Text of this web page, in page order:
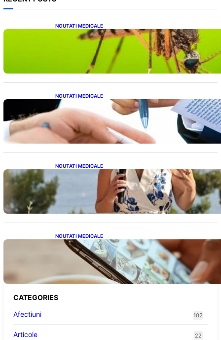
NOUTATI MEDICALE
Virusul West Nile: O Amenințare Tot Mai
Aproape pentru România și Europa
NOUTATI MEDICALE
Acordul României cu Banca Mondială: O
Analiză Detaliată a Împrumutului și
Condițiilor Impuse
NOUTATI MEDICALE
Nașterea prințesei Eugenie la Lisabona: O
alegere plină de semnificație pentru familia
regală britanică
NOUTATI MEDICALE
Revoluția Bateriilor pentru Telefoane:
Avantaje, Provocări și Viitorul Tehnologiei
Energetice
CATEGORIES
Afectiuni
102
Articole 22